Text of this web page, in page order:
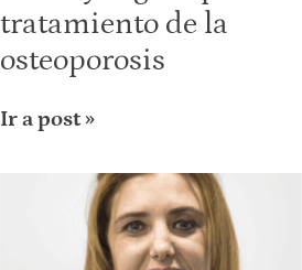
tratamiento de la
osteoporosis
Ir a post »